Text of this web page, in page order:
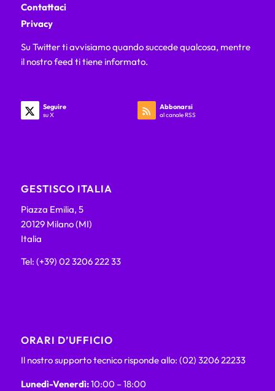
Contattaci
Privacy
Su Twitter ti avvisiamo quando succede qualcosa, mentre
il nostro feed ti tiene informato.
Seguire
su X
Abbonarsi
al canale RSS
GESTISCO ITALIA
Piazza Emilia, 5
20129 Milano (MI)
Italia
Tel: (+39) 02 3206 222 33
ORARI D’UFFICIO
Il nostro supporto tecnico risponde allo: (02) 3206 22233
Lunedì-Venerdì:10:00 – 18:00